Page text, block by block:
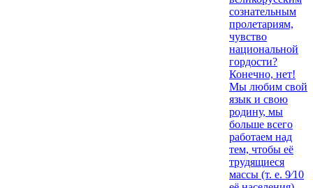
сознательным
пролетариям,
чувство
национальной
гордости?
Конечно, нет!
Мы любим свой
язык и свою
родину, мы
больше всего
работаем над
тем, чтобы её
трудящиеся
массы (т. е. 9⁄10